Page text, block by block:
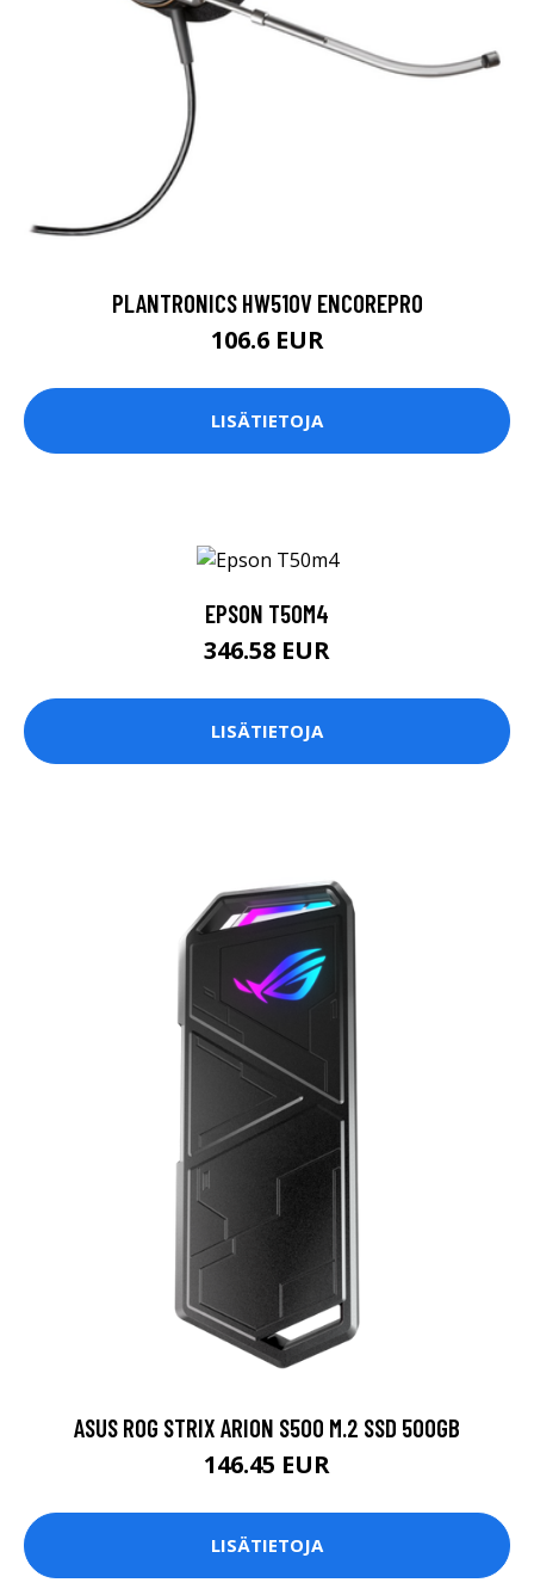
PLANTRONICS HW510V ENCOREPRO
106.6 EUR
LISÄTIETOJA
EPSON T50M4
346.58 EUR
LISÄTIETOJA
ASUS ROG STRIX ARION S500 M.2 SSD 500GB
146.45 EUR
LISÄTIETOJA